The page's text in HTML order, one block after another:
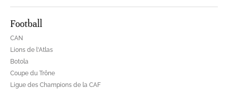
Football
CAN
Lions de l'Atlas
Botola
Coupe du Trône
Ligue des Champions de la CAF